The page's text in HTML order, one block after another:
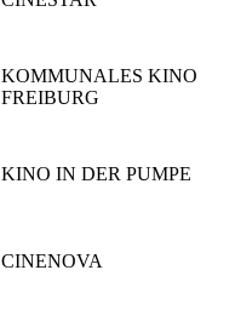
KOMMUNALES KINO
FREIBURG
KINO IN DER PUMPE
CINENOVA